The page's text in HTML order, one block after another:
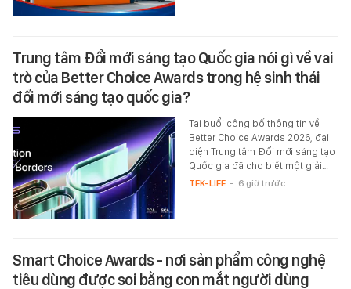
Trung tâm Đổi mới sáng tạo Quốc gia nói gì về vai
trò của Better Choice Awards trong hệ sinh thái
đổi mới sáng tạo quốc gia?
Tại buổi công bố thông tin về
Better Choice Awards 2026, đại
diện Trung tâm Đổi mới sáng tạo
Quốc gia đã cho biết một giải…
TEK-LIFE - 6 giờ trước
Smart Choice Awards - nơi sản phẩm công nghệ
tiêu dùng được soi bằng con mắt người dùng